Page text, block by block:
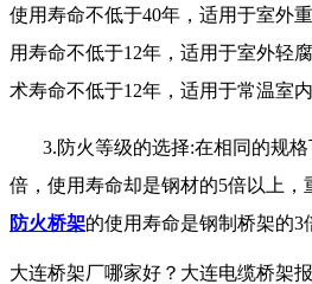
使用寿命不低于40年，适用于室外
用寿命不低于12年，适用于室外轻
术寿命不低于12年，适用于常温室内
3.防火等级的选择:在相同的规格
倍，使用寿命却是钢材的5倍以上，
防火桥架的使用寿命是钢制桥架的3
大连桥架厂哪家好？大连电缆桥架